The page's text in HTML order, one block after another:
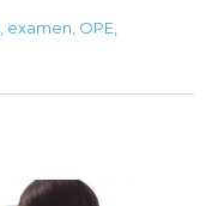
examen OPE